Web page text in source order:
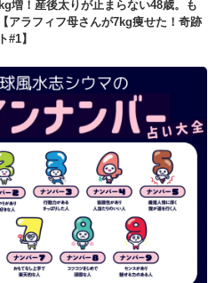
増！産後太りが止まらない48歳。も
アラフィフ母さんが7kg痩せた！奇跡
#1】